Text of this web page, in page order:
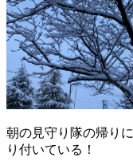
朝の見守り隊の帰り
り付いている！